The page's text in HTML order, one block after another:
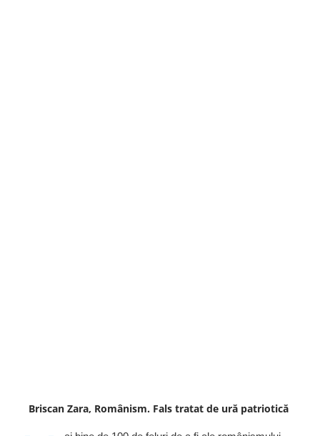
Briscan Zara, Românism. Fals tratat de ură patriotică